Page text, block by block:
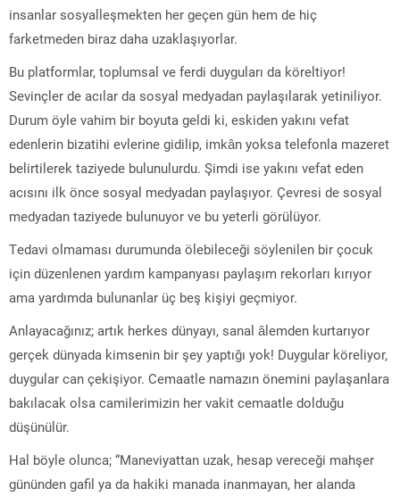
insanlar sosyalleşmekten her geçen gün hem de hiç
farketmeden biraz daha uzaklaşıyorlar.
Bu platformlar, toplumsal ve ferdi duyguları da köreltiyor!
Sevinçler de acılar da sosyal medyadan paylaşılarak yetiniliyor.
Durum öyle vahim bir boyuta geldi ki, eskiden yakını vefat
edenlerin bizatihi evlerine gidilip, imkân yoksa telefonla mazeret
belirtilerek taziyede bulunulurdu. Şimdi ise yakını vefat eden
acısını ilk önce sosyal medyadan paylaşıyor. Çevresi de sosyal
medyadan taziyede bulunuyor ve bu yeterli görülüyor.
Tedavi olmaması durumunda ölebileceği söylenilen bir çocuk
için düzenlenen yardım kampanyası paylaşım rekorları kırıyor
ama yardımda bulunanlar üç beş kişiyi geçmiyor.
Anlayacağınız; artık herkes dünyayı, sanal âlemden kurtarıyor
gerçek dünyada kimsenin bir şey yaptığı yok! Duygular köreliyor,
duygular can çekişiyor. Cemaatle namazın önemini paylaşanlara
bakılacak olsa camilerimizin her vakit cemaatle dolduğu
düşünülür.
Hal böyle olunca; “Maneviyattan uzak, hesap vereceği mahşer
gününden gafil ya da hakiki manada inanmayan, her alanda